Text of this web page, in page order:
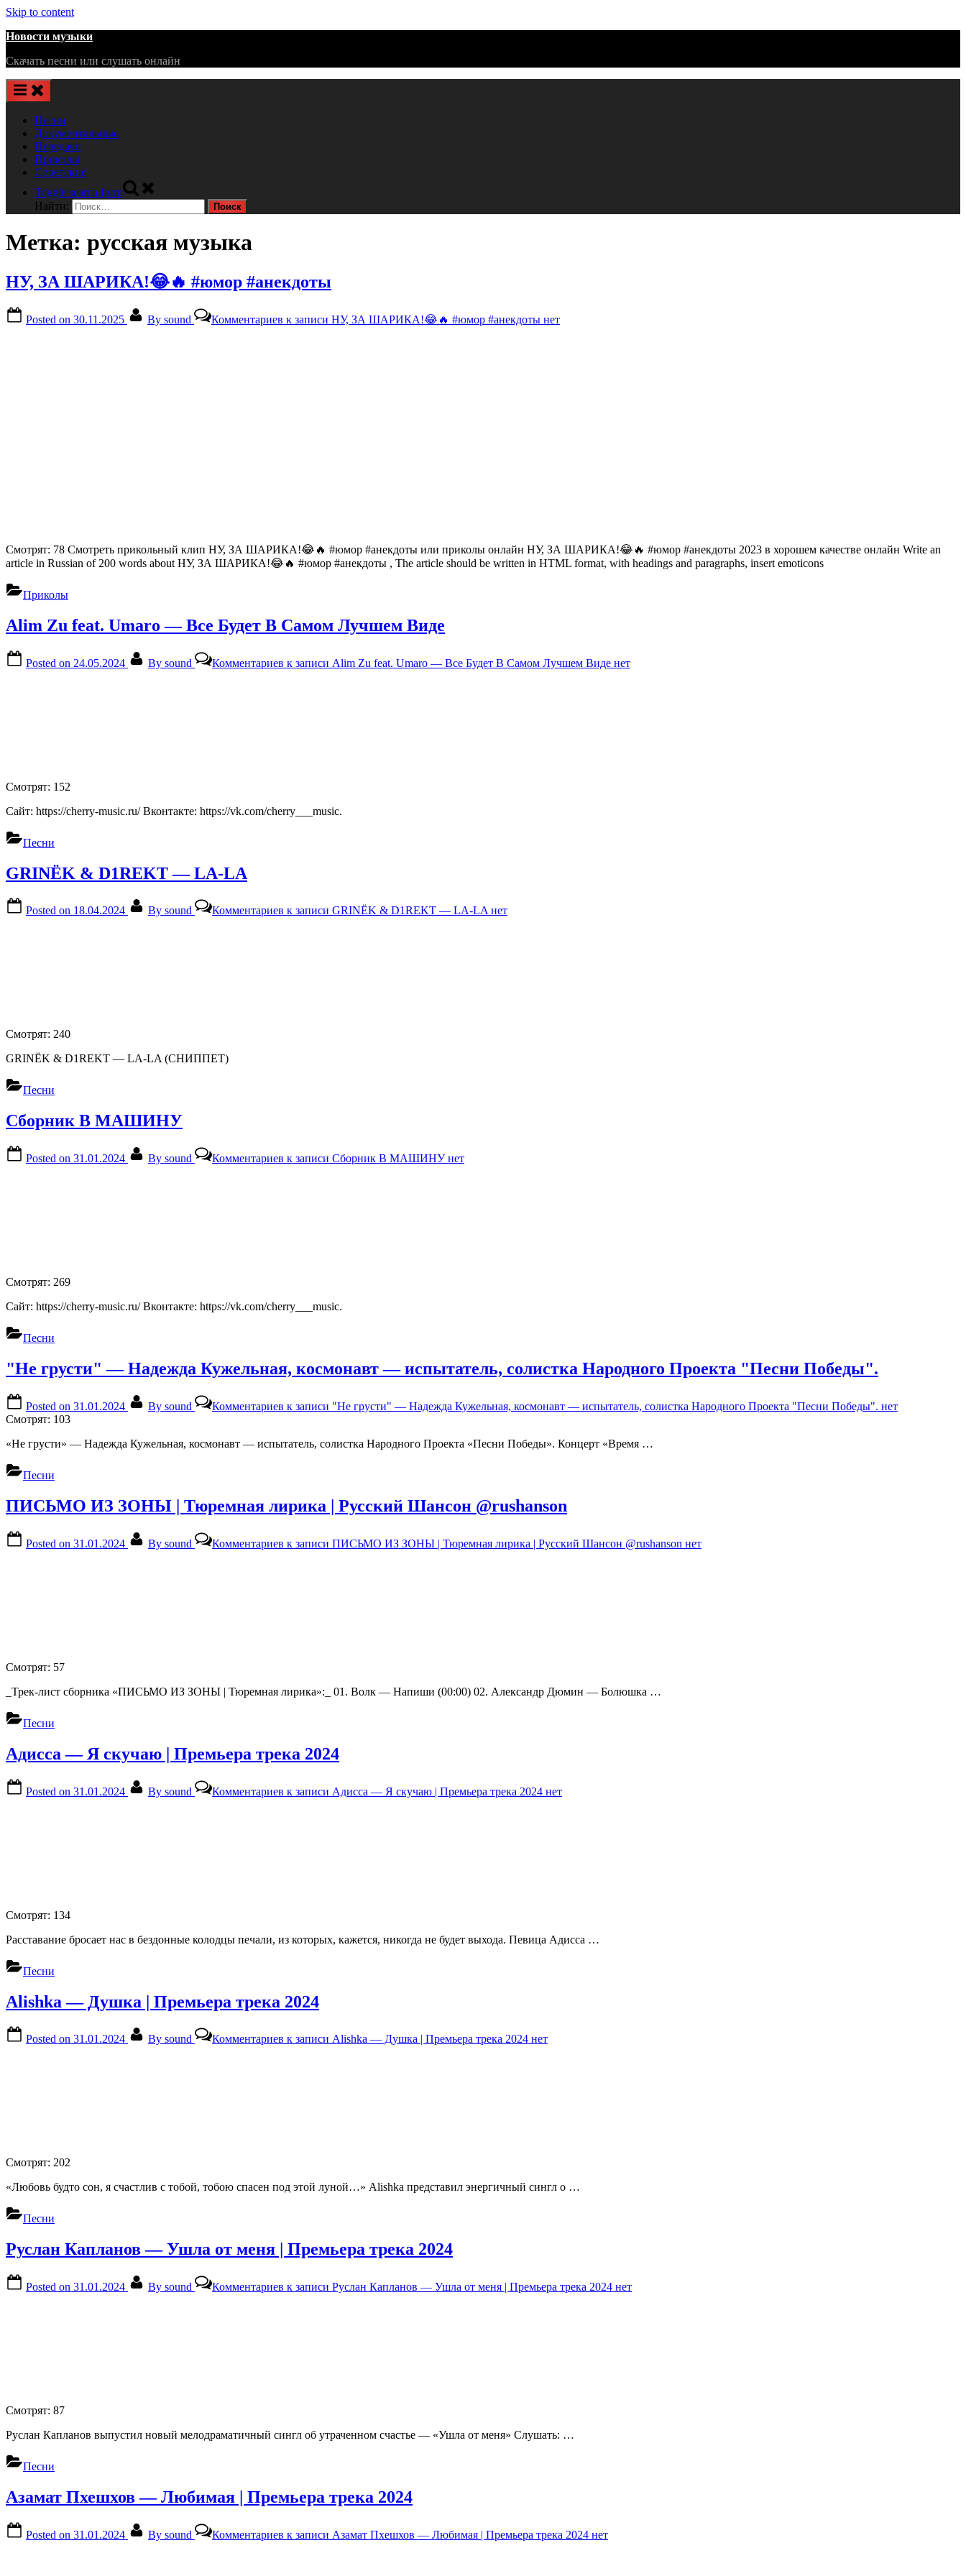
Skip to content
Новости музыки
Скачать песни или слушать онлайн
Песни
Документальные
Передачи
Приколы
Советские
Toggle search form
Найти:
Метка: русская музыка
НУ, ЗА ШАРИКА!😂🔥 #юмор #анекдоты
Posted on 30.11.2025 By sound Комментариев к записи НУ, ЗА ШАРИКА!😂🔥 #юмор #анекдоты нет
Смотрят: 78 Смотреть прикольный клип НУ, ЗА ШАРИКА!😂🔥 #юмор #анекдоты или приколы онлайн НУ, ЗА ШАРИКА!😂🔥 #юмор #анекдоты 2023 в хорошем качестве онлайн Write an
article in Russian of 200 words about НУ, ЗА ШАРИКА!😂🔥 #юмор #анекдоты , The article should be written in HTML format, with headings and paragraphs, insert emoticons
Приколы
Alim Zu feat. Umaro — Все Будет В Самом Лучшем Виде
Posted on 24.05.2024 By sound Комментариев к записи Alim Zu feat. Umaro — Все Будет В Самом Лучшем Виде нет
Смотрят: 152
Сайт: https://cherry-music.ru/ Вконтакте: https://vk.com/cherry___music.
Песни
GRINЁK & D1REKT — LA-LA
Posted on 18.04.2024 By sound Комментариев к записи GRINЁK & D1REKT — LA-LAнет
Смотрят: 240
GRINЁK & D1REKT — LA-LA (СНИППЕТ)
Песни
Сборник В МАШИНУ
Posted on 31.01.2024 By sound Комментариев к записи Сборник В МАШИНУнет
Смотрят: 269
Сайт: https://cherry-music.ru/ Вконтакте: https://vk.com/cherry___music.
Песни
"Не грусти" — Надежда Кужельная, космонавт — испытатель, солистка Народного Проекта "Песни Победы".
Posted on 31.01.2024 By sound Комментариев к записи "Не грусти" — Надежда Кужельная, космонавт — испытатель, солистка Народного Проекта "Песни Победы". нет
Смотрят: 103
«Не грусти» — Надежда Кужельная, космонавт — испытатель, солистка Народного Проекта «Песни Победы». Концерт «Время …
Песни
ПИСЬМО ИЗ ЗОНЫ | Тюремная лирика | Русский Шансон @rushanson
Posted on 31.01.2024 By sound Комментариев к записи ПИСЬМО ИЗ ЗОНЫ | Тюремная лирика | Русский Шансон @rushanson нет
Смотрят: 57
_Трек-лист сборника «ПИСЬМО ИЗ ЗОНЫ | Тюремная лирика»:_ 01. Волк — Напиши (00:00) 02. Александр Дюмин — Болюшка …
Песни
Адисса — Я скучаю | Премьера трека 2024
Posted on 31.01.2024 By sound Комментариев к записи Адисса — Я скучаю | Премьера трека 2024 нет
Смотрят: 134
Расставание бросает нас в бездонные колодцы печали, из которых, кажется, никогда не будет выхода. Певица Адисса …
Песни
Alishka — Душка | Премьера трека 2024
Posted on 31.01.2024 By sound Комментариев к записи Alishka — Душка | Премьера трека 2024 нет
Смотрят: 202
«Любовь будто сон, я счастлив с тобой, тобою спасен под этой луной…» Alishka представил энергичный сингл о …
Песни
Руслан Капланов — Ушла от меня | Премьера трека 2024
Posted on 31.01.2024 By sound Комментариев к записи Руслан Капланов — Ушла от меня | Премьера трека 2024 нет
Смотрят: 87
Руслан Капланов выпустил новый мелодраматичный сингл об утраченном счастье — «Ушла от меня» Слушать: …
Песни
Азамат Пхешхов — Любимая | Премьера трека 2024
Posted on 31.01.2024 By sound Комментариев к записи Азамат Пхешхов — Любимая | Премьера трека 2024 нет